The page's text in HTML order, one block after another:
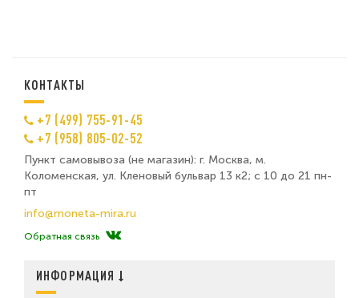
КОНТАКТЫ
+7 (499) 755-91-45
+7 (958) 805-02-52
Пункт самовывоза (не магазин): г. Москва, м.
Коломенская, ул. Кленовый бульвар 13 к2; с 10 до 21 пн-
пт
info@moneta-mira.ru
Обратная связь
ИНФОРМАЦИЯ